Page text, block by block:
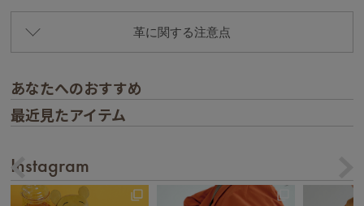
革に関する注意点
あなたへのおすすめ
最近見たアイテム
Instagram